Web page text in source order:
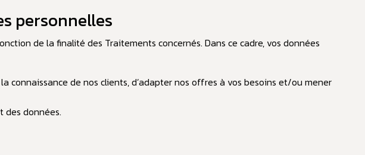
personnelles
de la finalité des Traitements concernés. Dans ce cadre, vos données
de nos clients, d’adapter nos offres à vos besoins et/ou mener
des données.